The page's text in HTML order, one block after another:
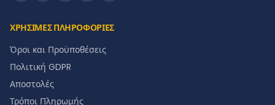
ΧΡΗΣΙΜΕΣ ΠΛΗΡΟΦΟΡΙΕΣ
Όροι και Προϋποθέσεις
Πολιτική GDPR
Αποστολές
Τρόποι Πληρωμής